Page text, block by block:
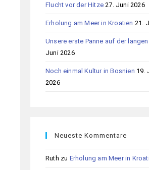
Flucht vor der Hitze 27. Juni 2026
Erholung am Meer in Kroatien 21.
Unsere erste Panne auf der
Juni 2026
Noch einmal Kultur in Bosnien 19.
2026
Neueste Kommentare
Ruth zu Erholung am Meer in